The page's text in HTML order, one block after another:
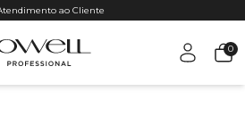
ao Cliente
0